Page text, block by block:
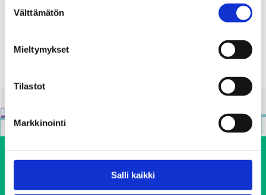
valinta
Välttämätön
Mieltymykset
Tilastot
Markkinointi
Salli kaikki